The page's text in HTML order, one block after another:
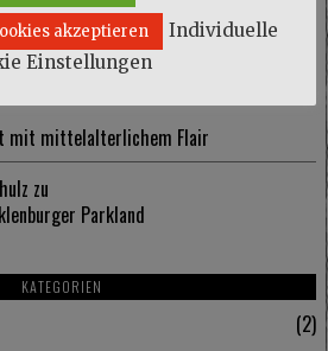
mit mittelalterlichem Flair
mit mittelalterlichem Flair
zu
Parkland
KATEGORIEN
2
akzeptieren
Individuelle
Einstellungen